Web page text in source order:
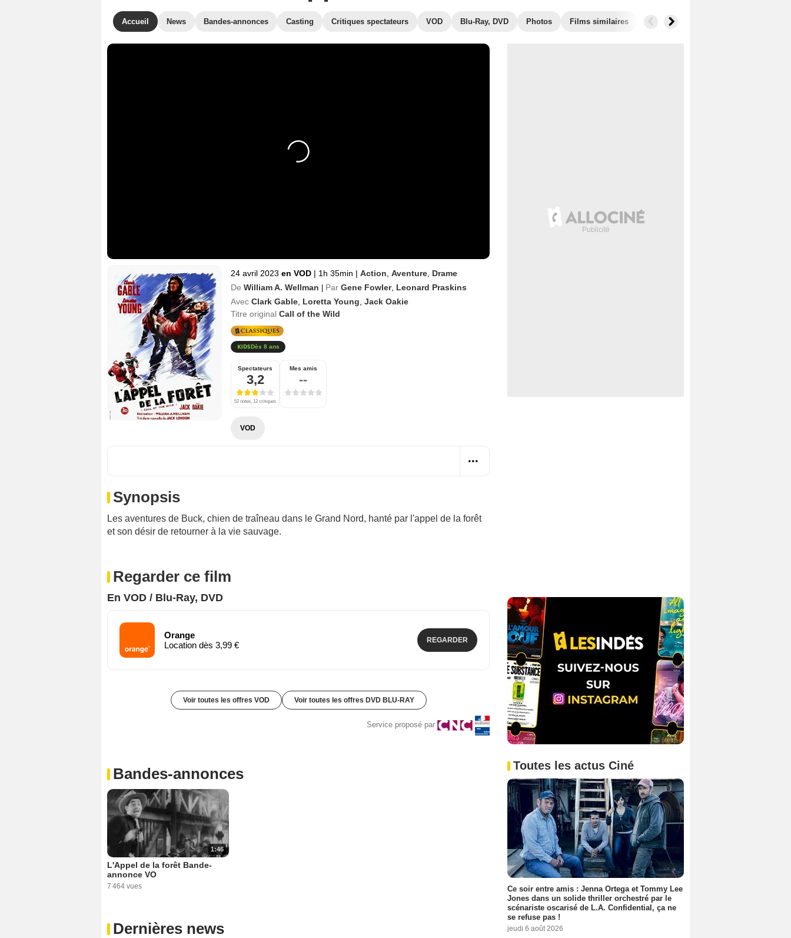
Accueil News Bandes-annonces Casting Critiques spectateurs VOD Blu-Ray, DVD Photos Films similaires
24 avril 2023 en VOD | 1h 35min | Action Aventure Drame
De William A. Wellman | Par Gene Fowler, Leonard Praskins
Avec Clark Gable Loretta Young Jack Oakie
Titre original Call of the Wild
Dès 8 ans
Spectateurs
3,2
52 notes, 12 critiques
Mes amis
--
VOD
Synopsis
Les aventures de Buck, chien de traîneau dans le Grand Nord, hanté par l'appel de la forêt
et son désir de retourner à la vie sauvage.
Regarder ce film
En VOD / Blu-Ray, DVD
Orange
Location dès 3,99 €
REGARDER
Voir toutes les offres VOD Voir toutes les offres DVD BLU-RAY
Service proposé par
Bandes-annonces
1:46
L'Appel de la forêt Bande-
annonce VO
7 464 vues
Dernières news
Toutes les actus Ciné
Ce soir entre amis : Jenna Ortega et Tommy Lee
Jones dans un solide thriller orchestré par le
scénariste oscarisé de L.A. Confidential, ça ne
se refuse pas !
jeudi 6 août 2026